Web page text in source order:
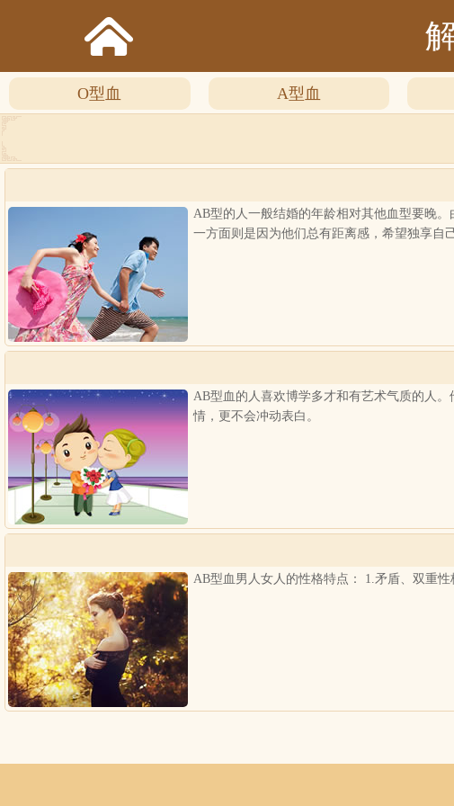
O型血 A型血
AB型的人一般结婚的年龄相对其他血型要晚
一方面则是因为他们总有距离感，希望独享自
AB型血的人喜欢博学多才和有艺术气质的人
情，更不会冲动表白。
AB型血男人女人的性格特点： 1.矛盾、双重